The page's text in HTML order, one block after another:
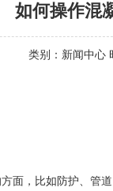
如何操作混
类别：新闻中心
面，比如防护、管